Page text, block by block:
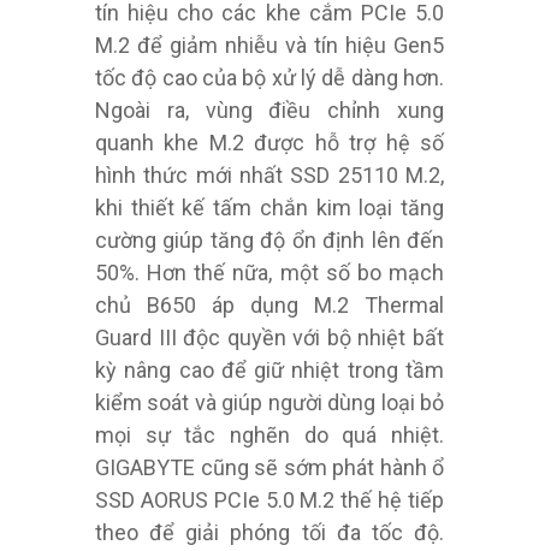
tín hiệu cho các khe cắm PCIe 5.0
M.2 để giảm nhiễu và tín hiệu Gen5
tốc độ cao của bộ xử lý dễ dàng hơn.
Ngoài ra, vùng điều chỉnh xung
quanh khe M.2 được hỗ trợ hệ số
hình thức mới nhất SSD 25110 M.2,
khi thiết kế tấm chắn kim loại tăng
cường giúp tăng độ ổn định lên đến
50%. Hơn thế nữa, một số bo mạch
chủ B650 áp dụng M.2 Thermal
Guard III độc quyền với bộ nhiệt bất
kỳ nâng cao để giữ nhiệt trong tầm
kiểm soát và giúp người dùng loại bỏ
mọi sự tắc nghẽn do quá nhiệt.
GIGABYTE cũng sẽ sớm phát hành ổ
SSD AORUS PCIe 5.0 M.2 thế hệ tiếp
theo để giải phóng tối đa tốc độ.